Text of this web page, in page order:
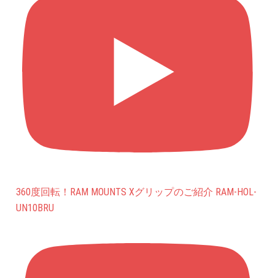
360度回転！RAM MOUNTS Xグリップのご紹介 RAM-HOL-
UN10BRU